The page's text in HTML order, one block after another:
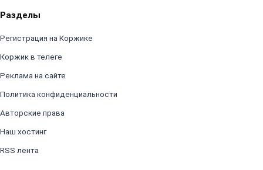
Разделы
Регистрация на Коржике
Коржик в телеге
Реклама на сайте
Политика конфиденциальности
Авторские права
Наш хостинг
RSS лента